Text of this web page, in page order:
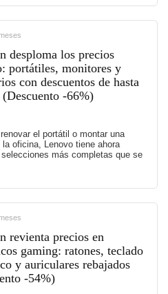
desploma los precios
portátiles, monitores y
con descuentos de hasta
-66%)
el portátil o montar una
oficina, Lenovo tiene ahora
más completas que se
revienta precios en
gaming: ratones, teclado
y auriculares rebajados
-54%)